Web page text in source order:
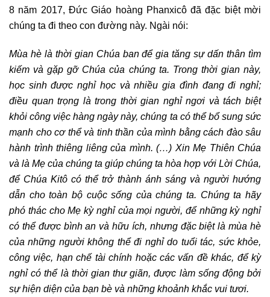
8 năm 2017, Đức Giáo hoàng Phanxicô đã đặc biệt mời
chúng ta đi theo con đường này. Ngài nói:
Mùa hè là thời gian Chúa ban để gia tăng sự dấn thân tìm
kiếm và gặp gỡ Chúa của chúng ta. Trong thời gian này,
học sinh được nghỉ học và nhiều gia đình đang đi nghỉ;
điều quan trọng là trong thời gian nghỉ ngơi và tách biệt
khỏi công việc hàng ngày này, chúng ta có thể bổ sung sức
mạnh cho cơ thể và tinh thần của mình bằng cách đào sâu
hành trình thiêng liêng của mình. (…) Xin Mẹ Thiên Chúa
và là Mẹ của chúng ta giúp chúng ta hòa hợp với Lời Chúa,
để Chúa Kitô có thể trở thành ánh sáng và người hướng
dẫn cho toàn bộ cuộc sống của chúng ta. Chúng ta hãy
phó thác cho Mẹ kỳ nghỉ của mọi người, để những kỳ nghỉ
có thể được bình an và hữu ích, nhưng đặc biệt là mùa hè
của những người không thể đi nghỉ do tuổi tác, sức khỏe,
công việc, hạn chế tài chính hoặc các vấn đề khác, để kỳ
nghỉ có thể là thời gian thư giãn, được làm sống động bởi
sự hiện diện của bạn bè và những khoảnh khắc vui tươi.